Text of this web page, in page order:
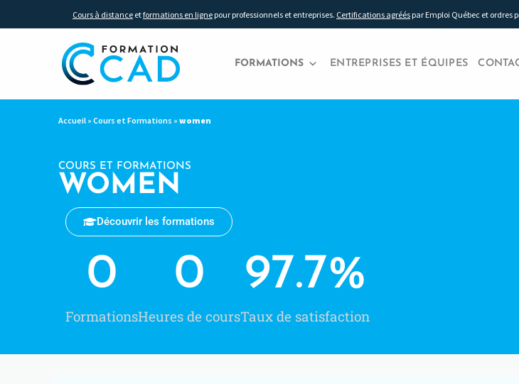
Cours à distance etformations en ligne pour professionnels et entreprises. Certifications agréés par Emploi Québec et ordres
FORMATIONS ENTREPRISES ET ÉQUIPES
Accueil » Cours et Formations » women
COURS ET FORMATIONS
WOMEN
Découvrir les formations
Formations
0
Heures de cours
0
Taux de satisfaction
97.7%